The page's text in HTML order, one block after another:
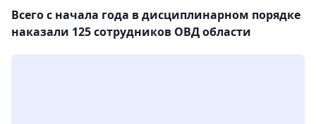
Всего с начала года в дисциплинарном порядке
наказали 125 сотрудников ОВД области